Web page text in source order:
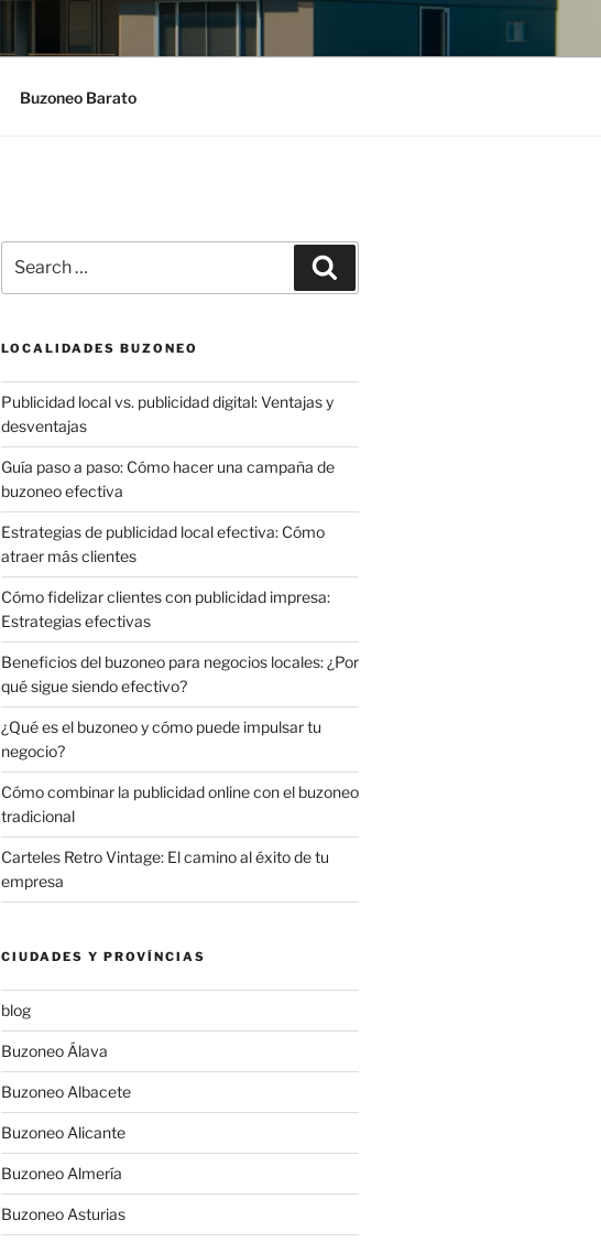
Buzoneo Barato
for:
LOCALIDADES BUZONEO
Publicidad local vs. publicidad digital: Ventajas y
desventajas
Guía paso a paso: Cómo hacer una campaña de
buzoneo efectiva
Estrategias de publicidad local efectiva: Cómo
atraer más clientes
Cómo fidelizar clientes con publicidad impresa:
Estrategias efectivas
Beneficios del buzoneo para negocios locales: ¿Por
qué sigue siendo efectivo?
¿Qué es el buzoneo y cómo puede impulsar tu
negocio?
Cómo combinar la publicidad online con el buzoneo
tradicional
Carteles Retro Vintage: El camino al éxito de tu
empresa
CIUDADES Y PROVÍNCIAS
blog
Buzoneo Álava
Buzoneo Albacete
Buzoneo Alicante
Buzoneo Almería
Buzoneo Asturias